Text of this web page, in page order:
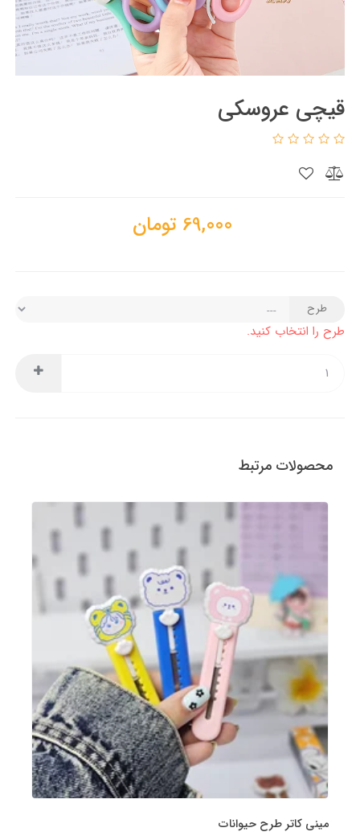
قیچی عروسکی
69,000 تومان
طرح
طرح را انتخاب کنید.
محصولات مرتبط
مینی کاتر طرح حیوانات